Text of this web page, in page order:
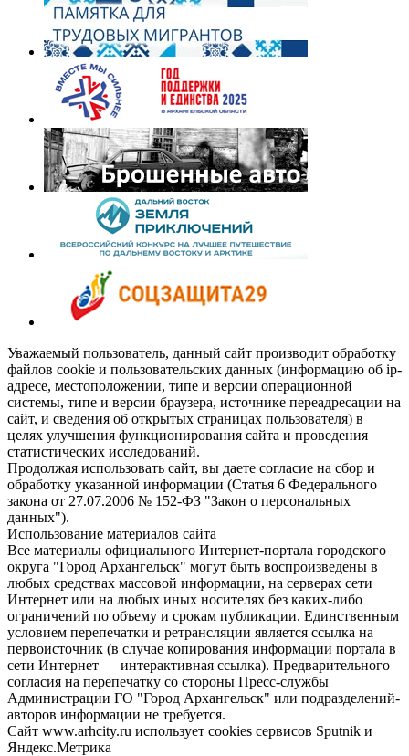
Уважаемый пользователь, данный сайт производит обработку
файлов cookie и пользовательских данных (информацию об ip-
адресе, местоположении, типе и версии операционной
системы, типе и версии браузера, источнике переадресации на
сайт, и сведения об открытых страницах пользователя) в
целях улучшения функционирования сайта и проведения
статистических исследований.
Продолжая использовать сайт, вы даете согласие на сбор и
обработку указанной информации (Статья 6 Федерального
закона от 27.07.2006 № 152-ФЗ "Закон о персональных
данных").
Использование материалов сайта
Все материалы официального Интернет-портала городского
округа "Город Архангельск" могут быть воспроизведены в
любых средствах массовой информации, на серверах сети
Интернет или на любых иных носителях без каких-либо
ограничений по объему и срокам публикации. Единственным
условием перепечатки и ретрансляции является ссылка на
первоисточник (в случае копирования информации портала в
сети Интернет — интерактивная ссылка). Предварительного
согласия на перепечатку со стороны Пресс-службы
Администрации ГО "Город Архангельск" или подразделений-
авторов информации не требуется.
Сайт www.arhcity.ru использует cookies сервисов Sputnik и
Яндекс.Метрика